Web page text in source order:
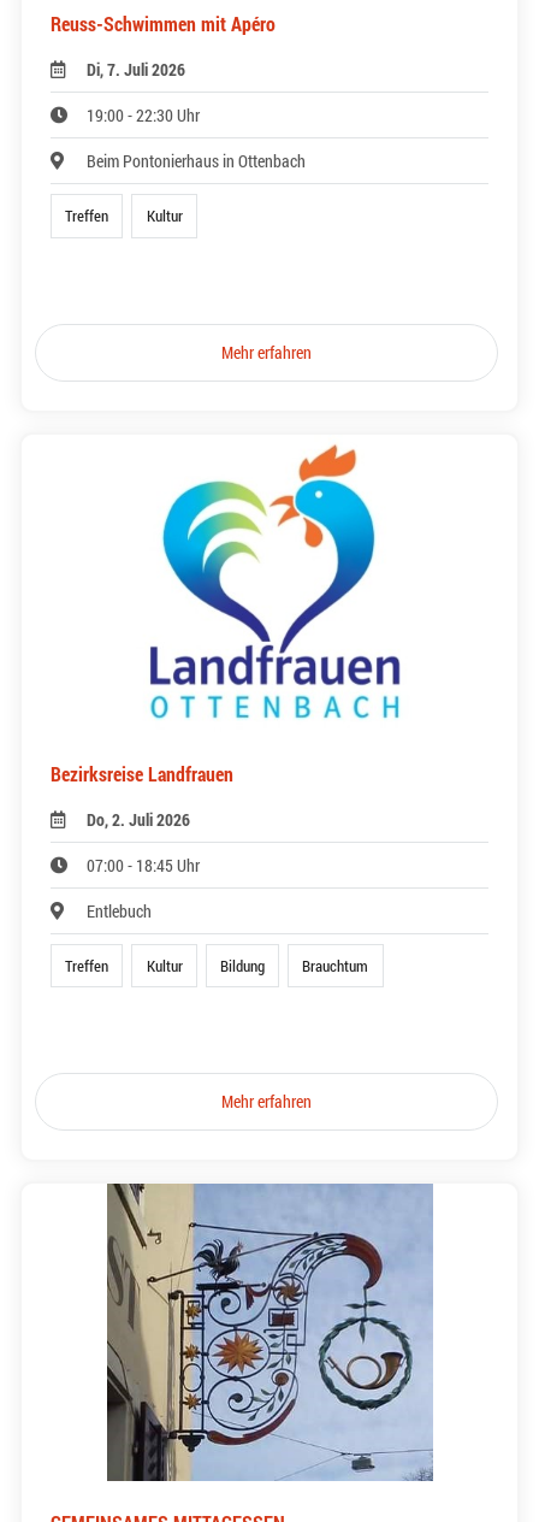
Reuss-Schwimmen mit Apéro
Di, 7. Juli 2026
19:00 - 22:30 Uhr
Beim Pontonierhaus in Ottenbach
Treffen Kultur
Mehr erfahren
Bezirksreise Landfrauen
Do, 2. Juli 2026
07:00 - 18:45 Uhr
Entlebuch
Treffen Kultur Bildung Brauchtum
Mehr erfahren